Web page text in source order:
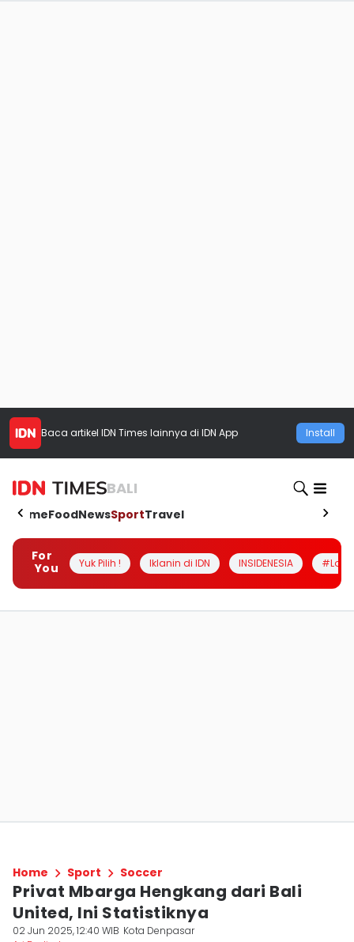
Baca artikel IDN Times lainnya di IDN App Install
BALI
HomeFoodNewsSportTravel
For
You
Yuk Pilih ! Iklanin di IDN INSIDENESIA
Home Sport Soccer
Privat Mbarga Hengkang dari Bali
United, Ini Statistiknya
02 Jun 2025, 12:40 WIB Kota Denpasar